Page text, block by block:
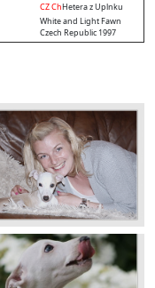
CZ ChHetera z Uplnku
White and Light Fawn
Czech Republic 1997